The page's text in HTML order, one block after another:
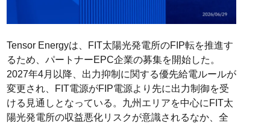
Tensor Energyは、FIT太陽光発電所のFIP転を推進す
るため、パートナーEPC企業の募集を開始した。
2027年4月以降、出力抑制に関する優先給電ルールが
変更され、FIT電源がFIP電源より先に出力制御を受
ける見通しとなっている。九州エリアを中心にFIT太
陽光発電所の収益悪化リスクが意識されるなか、全